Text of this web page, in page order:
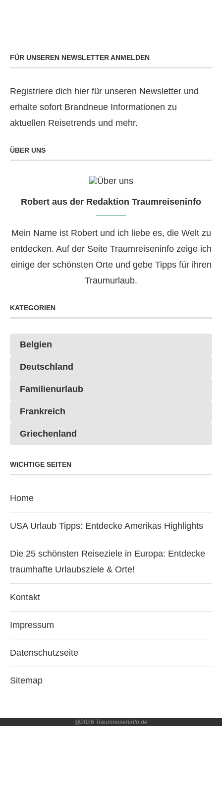
FÜR UNSEREN NEWSLETTER ANMELDEN
Registriere dich hier für unseren Newsletter und
erhalte sofort Brandneue Informationen zu
aktuellen Reisetrends und mehr.
ÜBER UNS
Robert aus der Redaktion Traumreiseninfo
Mein Name ist Robert und ich liebe es, die Welt zu
entdecken. Auf der Seite Traumreiseninfo zeige ich
einige der schönsten Orte und gebe Tipps für ihren
Traumurlaub.
KATEGORIEN
Belgien
Deutschland
Familienurlaub
Frankreich
Griechenland
WICHTIGE SEITEN
Home
USA Urlaub Tipps: Entdecke Amerikas Highlights
Die 25 schönsten Reiseziele in Europa: Entdecke
traumhafte Urlaubsziele & Orte!
Kontakt
Impressum
Datenschutzseite
Sitemap
@2026 Traumreiseninfo.de